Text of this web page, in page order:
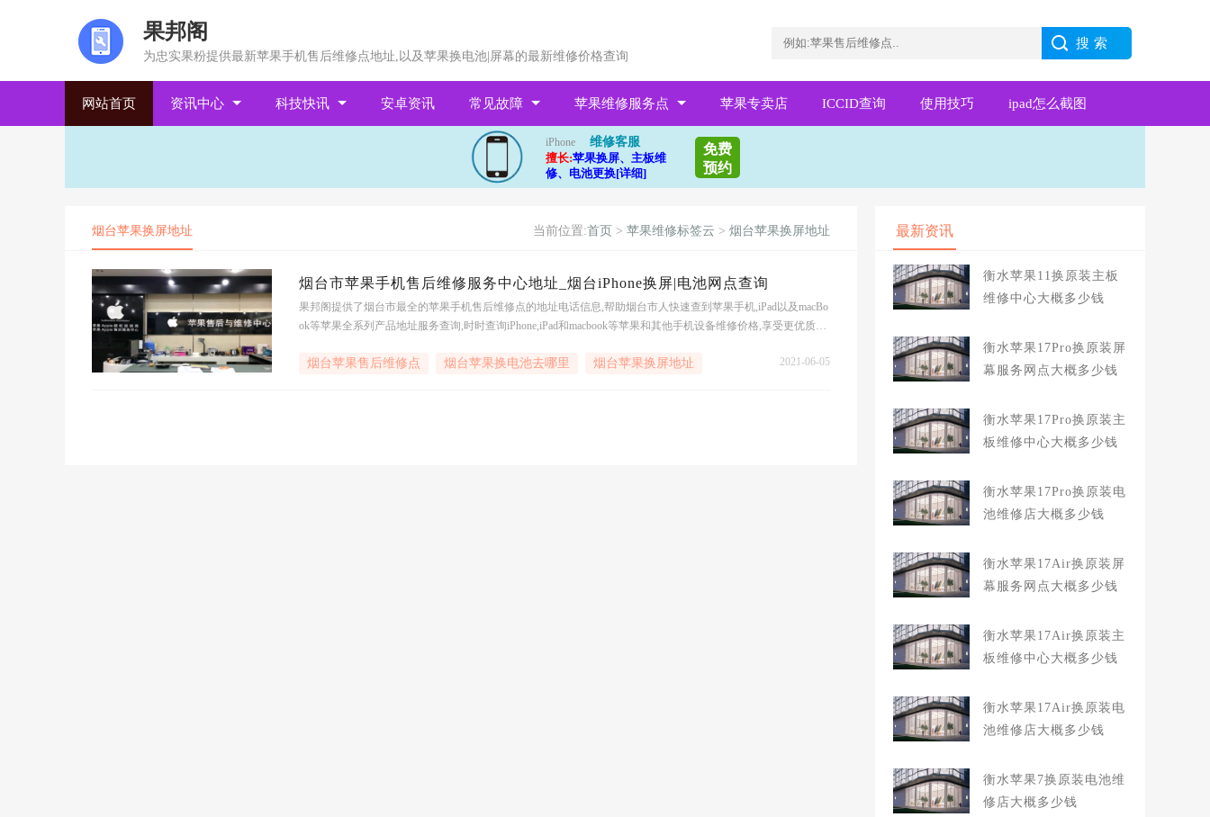
果邦阁
为忠实果粉提供最新苹果手机售后维修点地址,以及苹果换电池|屏幕的最新维修价格查询
网站首页 资讯中心 科技快讯 安卓资讯 常见故障 苹果维修服务点 苹果专卖店 ICCID查询 使用技巧 ipad怎么截图
iPhone
维修客服
擅长:苹果换屏、主板维
修、电池更换[详细]
免费
预约
烟台苹果换屏地址 当前位置:首页 > 苹果维修标签云 > 烟台苹果换屏地址
烟台市苹果手机售后维修服务中心地址_烟台iPhone换屏|电池网点查询
果邦阁提供了烟台市最全的苹果手机售后维修点的地址电话信息,帮助烟台市人快速查到苹果手机,iPad以及macBo
ok等苹果全系列产品地址服务查询,时时查询iPhone,iPad和macbook等苹果和其他手机设备维修价格,享受更优质的
烟台苹果售后维修点 烟台苹果换电池去哪里 烟台苹果换屏地址 2021-06-05
最新资讯
衡水苹果11换原装主板
维修中心大概多少钱
衡水苹果17Pro换原装屏
幕服务网点大概多少钱
衡水苹果17Pro换原装主
板维修中心大概多少钱
衡水苹果17Pro换原装电
池维修店大概多少钱
衡水苹果17Air换原装屏
幕服务网点大概多少钱
衡水苹果17Air换原装主
板维修中心大概多少钱
衡水苹果17Air换原装电
池维修店大概多少钱
衡水苹果7换原装电池维
修店大概多少钱